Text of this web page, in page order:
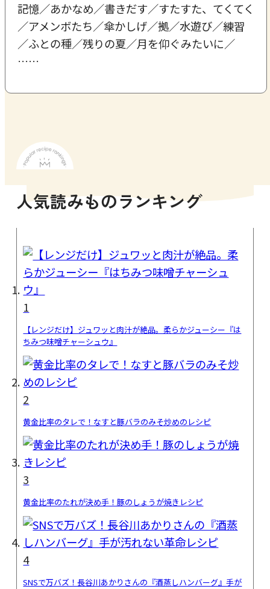
記憶／あかなめ／書きだす／すたすた、てくてく
／アメンボたち／傘かしげ／拠／水遊び／練習
／ふとの種／残りの夏／月を仰ぐみたいに／
……
人気読みものランキング
1
【レンジだけ】ジュワッと肉汁が絶品。柔らかジューシー『は
ちみつ味噌チャーシュウ』
2
黄金比率のタレで！なすと豚バラのみそ炒めのレシピ
3
黄金比率のたれが決め手！豚のしょうが焼きレシピ
4
SNSで万バズ！長谷川あかりさんの『酒蒸しハンバーグ』手が